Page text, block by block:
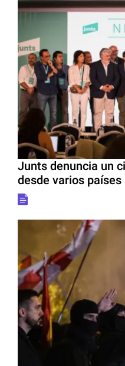
Junts denuncia un
desde varios países